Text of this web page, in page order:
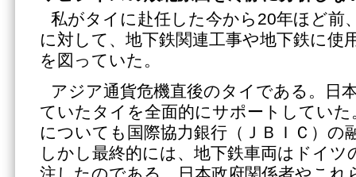
私がタイに赴任した今から20年ほど前
に対して、地下鉄関連工事や地下鉄に使
を図っていた。
アジア通貨危機直後のタイである。日
ていたタイを全面的にサポートしてい
についても国際協力銀行（ＪＢＩＣ）の
しかし最終的には、地下鉄車両はドイツ